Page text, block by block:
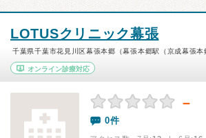
LOTUSクリニック幕張
千葉県千葉市花見川区幕張本郷（幕張本郷駅（京成幕張本
オンライン診療対応
－
0件